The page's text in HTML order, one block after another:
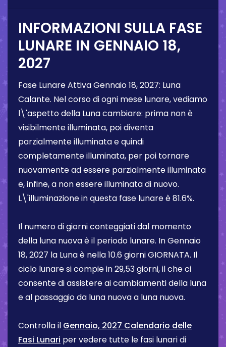
INFORMAZIONI SULLA FASE
LUNARE IN GENNAIO 18,
2027
Fase Lunare AttivaGennaio 18, 2027: Luna
Calante. Nel corso di ogni mese lunare, vediamo
l\'aspetto della Luna cambiare: prima non è
visibilmente illuminata, poi diventa
parzialmente illuminata e quindi
completamente illuminata, per poi tornare
nuovamente ad essere parzialmente illuminata
e, infine, a non essere illuminata di nuovo.
L\'illuminazione in questa fase lunare è81.6%.
Il numero di giorni conteggiati dal momento
della luna nuova è il periodo lunare. InGennaio
18, 2027 la Luna è nella10.6 giorniGIORNATA. Il
ciclo lunare si compie in 29,53 giorni, il che ci
consente di assistere ai cambiamenti della luna
e al passaggio da luna nuova a luna nuova.
Controlla il Gennaio, 2027 Calendario delle
Fasi Lunari per vedere tutte le fasi lunari di